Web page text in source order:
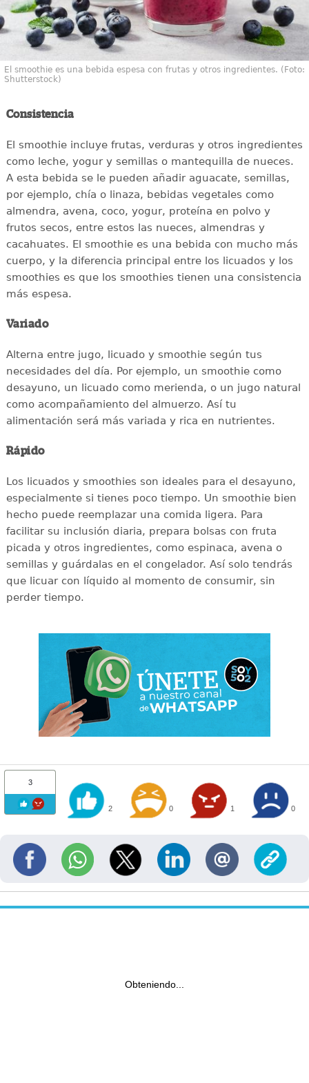
El smoothie es una bebida espesa con frutas y otros ingredientes. (Foto:
Shutterstock)
Consistencia
El smoothie incluye frutas, verduras y otros ingredientes
como leche, yogur y semillas o mantequilla de nueces.
A esta bebida se le pueden añadir aguacate, semillas,
por ejemplo, chía o linaza, bebidas vegetales como
almendra, avena, coco, yogur, proteína en polvo y
frutos secos, entre estos las nueces, almendras y
cacahuates. El smoothie es una bebida con mucho más
cuerpo, y la diferencia principal entre los licuados y los
smoothies es que los smoothies tienen una consistencia
más espesa.
Variado
Alterna entre jugo, licuado y smoothie según tus
necesidades del día. Por ejemplo, un smoothie como
desayuno, un licuado como merienda, o un jugo natural
como acompañamiento del almuerzo. Así tu
alimentación será más variada y rica en nutrientes.
Rápido
Los licuados y smoothies son ideales para el desayuno,
especialmente si tienes poco tiempo. Un smoothie bien
hecho puede reemplazar una comida ligera. Para
facilitar su inclusión diaria, prepara bolsas con fruta
picada y otros ingredientes, como espinaca, avena o
semillas y guárdalas en el congelador. Así solo tendrás
que licuar con líquido al momento de consumir, sin
perder tiempo.
3
2 0 1 0
Obteniendo...